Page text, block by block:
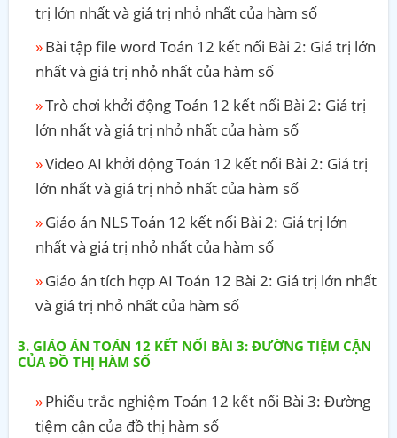
trị lớn nhất và giá trị nhỏ nhất của hàm số
Bài tập file word Toán 12 kết nối Bài 2: Giá trị lớn
nhất và giá trị nhỏ nhất của hàm số
Trò chơi khởi động Toán 12 kết nối Bài 2: Giá trị
lớn nhất và giá trị nhỏ nhất của hàm số
Video AI khởi động Toán 12 kết nối Bài 2: Giá trị
lớn nhất và giá trị nhỏ nhất của hàm số
Giáo án NLS Toán 12 kết nối Bài 2: Giá trị lớn
nhất và giá trị nhỏ nhất của hàm số
Giáo án tích hợp AI Toán 12 Bài 2: Giá trị lớn nhất
và giá trị nhỏ nhất của hàm số
GIÁO ÁN TOÁN 12 KẾT NỐI BÀI 3: ĐƯỜNG TIỆM CẬN
CỦA ĐỒ THỊ HÀM SỐ
Phiếu trắc nghiệm Toán 12 kết nối Bài 3: Đường
tiệm cận của đồ thị hàm số